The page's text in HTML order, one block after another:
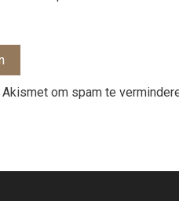
om spam te